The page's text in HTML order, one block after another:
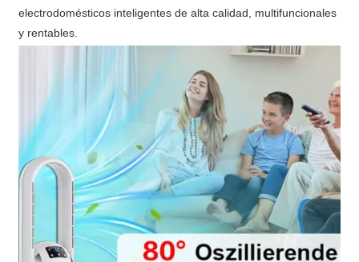
electrodomésticos inteligentes de alta calidad, multifuncionales
y rentables.